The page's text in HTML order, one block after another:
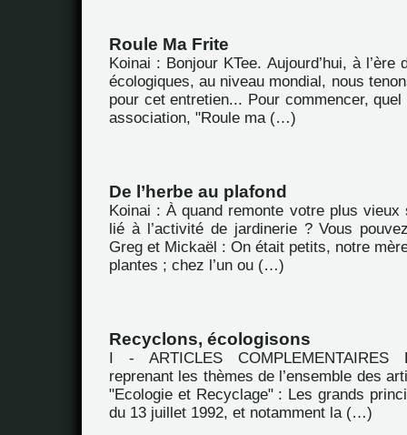
Roule Ma Frite
Koinai : Bonjour KTee. Aujourd’hui, à l’ère
écologiques, au niveau mondial, nous
pour cet entretien... Pour commencer, quel
association, "Roule ma (…)
De l’herbe au plafond
Koinai : À quand remonte votre plus vieux
lié à l’activité de jardinerie ? Vous
Greg et Mickaël : On était petits, notre
plantes ; chez l’un ou (…)
Recyclons, écologisons
I - ARTICLES COMPLEMENTAIRES
reprenant les thèmes de l’ensemble des
"Ecologie et Recyclage" : Les grands
du 13 juillet 1992, et notamment la (…)